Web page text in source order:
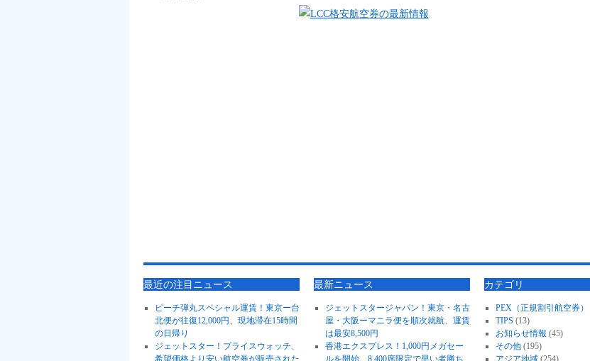
最近の注目ニュース
ピーチ弾丸スペシャル運賃！東京ー台
北便が往復12,000円、現地滞在15時間
の日帰り
ジェットスター！プライスウォッチ、
希望価格より安い航空券が販売された
最新ニュース
ジェットスタージャパン！東京・名古
屋・大阪ーマニラ便を順次就航、運賃
は最安8,500円
香港エクスプレス！1,000円メガセー
ルを開始、8,400席限定で早い者勝ち
カテゴリ
PEX（正規割引航空券）
TIPS (13)
お知らせ情報 (45)
その他(195)
アジア地域(254)